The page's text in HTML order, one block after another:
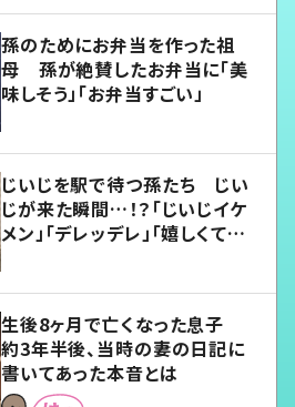
孫のためにお弁当を作った祖
母 孫が絶賛したお弁当に「美
味しそう」「お弁当すごい」
じいじを駅で待つ孫たち じい
じが来た瞬間…！？「じいじイケ
メン」「デレッデレ」「嬉しくて可
生後8ヶ月で亡くなった息子
約3年半後、当時の妻の日記に
書いてあった本音とは